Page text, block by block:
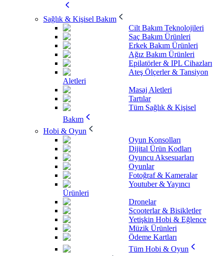
Sağlık & Kişisel Bakım
Cilt Bakım Teknolojileri
Saç Bakım Ürünleri
Erkek Bakım Ürünleri
Ağız Bakım Ürünleri
Epilatörler & IPL Cihazları
Ateş Ölçerler & Tansiyon
Aletleri
Masaj Aletleri
Tartılar
Tüm Sağlık & Kişisel
Bakım
Hobi & Oyun
Oyun Konsolları
Dijital Ürün Kodları
Oyuncu Aksesuarları
Oyunlar
Fotoğraf & Kameralar
Youtuber & Yayıncı
Ürünleri
Dronelar
Scooterlar & Bisikletler
Yetişkin Hobi & Eğlence
Müzik Ürünleri
Ödeme Kartları
Tüm Hobi & Oyun